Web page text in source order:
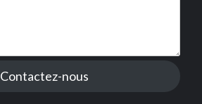
Contactez-nous